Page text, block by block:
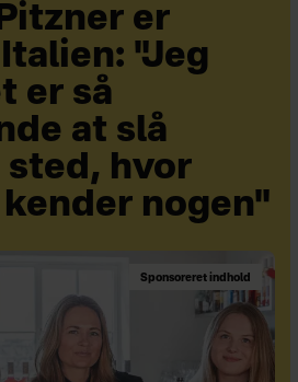
er
"Jeg
er så
at slå
hvor
nogen"
Sponsoreret indhold